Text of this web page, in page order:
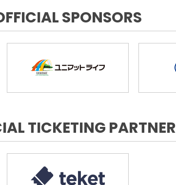
SPONSORS
TICKETING PARTNER